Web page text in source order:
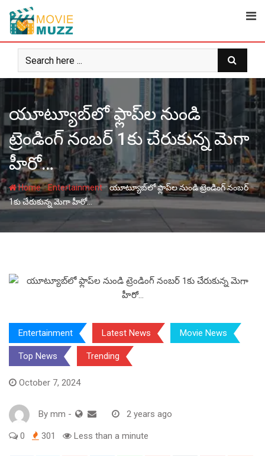
content
యూట్యూబ్‌లో ఫ్లాప్‌ల నుండి
ట్రెండింగ్ నంబర్ 1కు చేరుకున్న మెగా
హీరో…
Home-Entertainment-యూట్యూబ్‌లో ఫ్లాప్‌ల నుండి ట్రెండింగ్ నంబర్
1కు చేరుకున్న మెగా హీరో…
Entertainment Latest News Movie News
Top News Trending
October 7, 2024
By mm - 2 years ago
0 301 Less than a minute